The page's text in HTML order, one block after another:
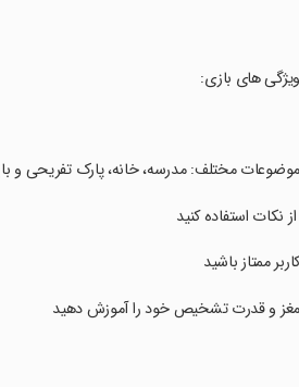
‏ویژگی های بازی:
‏موضوعات مختلف: مدرسه، خانه، پارک تفریحی و
‏ از نکات استفاده کنید
‏کاربر ممتاز باشید
‏مغز و قدرت تشخیص خود را آموزش دهید